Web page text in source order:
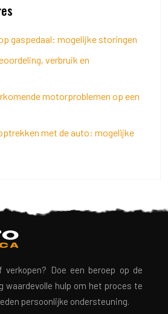
gaspedaal: mogelijke storingen
verbruik en
motorproblemen op een
met de auto: mogelijke
verkopen? Doe een beroep op de
waardevolle hulp om het proces te
persoonlijke ondersteuning.